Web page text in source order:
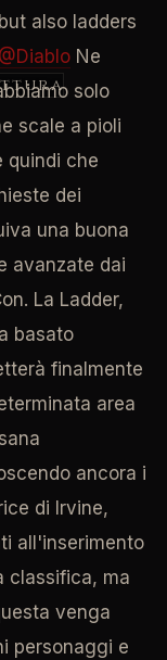
also ladders
@Diablo Ne
solo
scale a pioli
quindi che
dei
una buona
avanzate dai
La Ladder,
basato
finalmente
area
ancora i
di Irvine,
all'inserimento
classifica, ma
venga
personaggi e